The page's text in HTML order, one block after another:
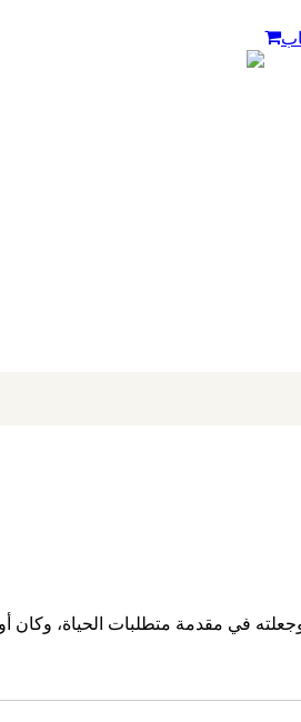
في مقدمة متطلبات الحياة،